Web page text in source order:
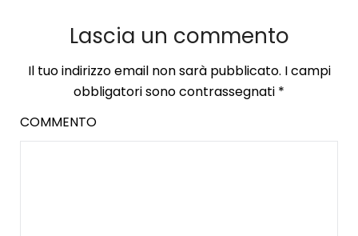
Lascia un commento
Il tuo indirizzo email non sarà pubblicato. I campi
obbligatori sono contrassegnati *
COMMENTO